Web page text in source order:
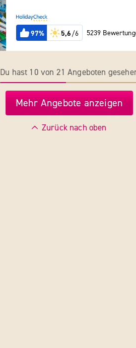
97% 5,6/6 5239
Du hast 10 von 21 Angeboten
Mehr Angebote anzeigen
Zurück nach oben